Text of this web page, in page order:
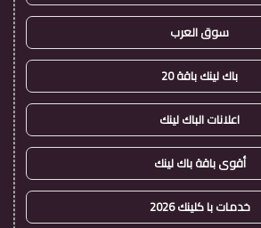
سوق العرب
باك لينك باقة 20
اعلانات الباك لينك
أقوى باقة باك لينك
خدمات با كلينك 2026